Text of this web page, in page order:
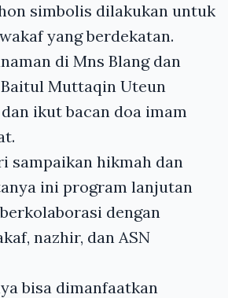
simbolis dilakukan untuk
yang berdekatan.
di Mns Blang dan
Muttaqin Uteun
ikut bacan doa imam
sampaikan hikmah dan
ini program lanjutan
dengan
nazhir, dan ASN
bisa dimanfaatkan